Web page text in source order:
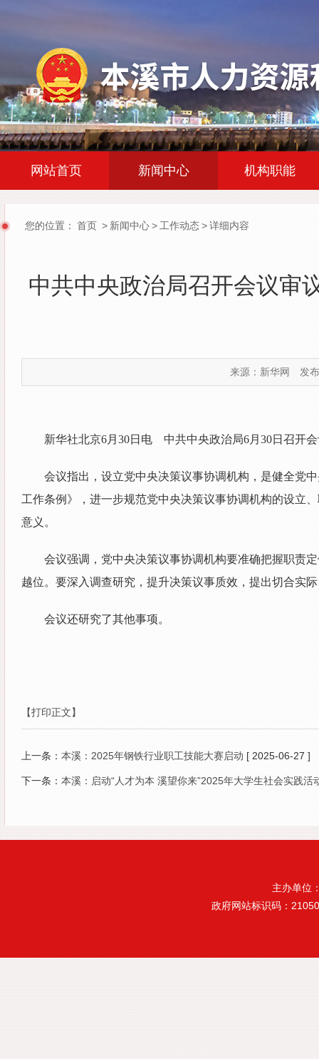
网站首页 新闻中心 机构职能
您的位置： 首页 > 新闻中心> 工作动态>详细内容
中共中央政治局召开会议审
来源：新华网 发
新华社北京6月30日电 中共中央政治局6月30日召开
会议指出，设立党中央决策议事协调机构，是健全党
工作条例》，进一步规范党中央决策议事协调机构的设立
意义。
会议强调，党中央决策议事协调机构要准确把握职责
越位。要深入调查研究，提升决策议事质效，提出切合实
会议还研究了其他事项。
【打印正文】
上一条： 本溪：2025年钢铁行业职工技能大赛启动 [ 2025-06-27 ]
下一条： 本溪：启动“人才为本 溪望你来”2025年大学生社会实践活
主办单位
政府网站标识码：